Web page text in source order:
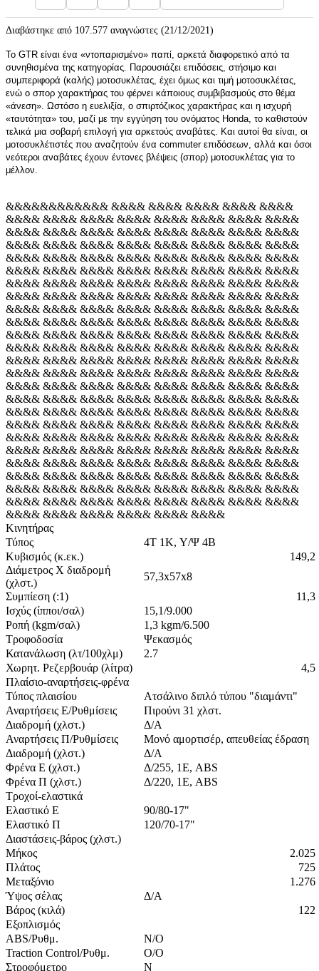
Διαβάστηκε από 107.577 αναγνώστες (21/12/2021)
Το GTR είναι ένα «ντοπαρισμένο» παπί, αρκετά διαφορετικό από τα
συνηθισμένα της κατηγορίας. Παρουσιάζει επιδόσεις, στήσιμο και
συμπεριφορά (καλής) μοτοσυκλέτας, έχει όμως και τιμή μοτοσυκλέτας,
ενώ ο σπορ χαρακτήρας του φέρνει κάποιους συμβιβασμούς στο θέμα
«άνεση». Ωστόσο η ευελιξία, ο σπιρτόζικος χαρακτήρας και η ισχυρή
«ταυτότητα» του, μαζί με την εγγύηση του ονόματος Honda, το καθιστούν
τελικά μια σοβαρή επιλογή για αρκετούς αναβάτες. Και αυτοί θα είναι, οι
μοτοσυκλέτιστές που αναζητούν ένα commuter επιδόσεων, αλλά και όσοι
νεότεροι αναβάτες έχουν έντονες βλέψεις (σπορ) μοτοσυκλέτας για το
μέλλον.
&&&&&&&&&&&& &&&& &&&& &&&& &&&& &&&&
&&&& &&&& &&&& &&&& &&&& &&&& &&&& &&&&
&&&& &&&& &&&& &&&& &&&& &&&& &&&& &&&&
&&&& &&&& &&&& &&&& &&&& &&&& &&&& &&&&
&&&& &&&& &&&& &&&& &&&& &&&& &&&& &&&&
&&&& &&&& &&&& &&&& &&&& &&&& &&&& &&&&
&&&& &&&& &&&& &&&& &&&& &&&& &&&& &&&&
&&&& &&&& &&&& &&&& &&&& &&&& &&&& &&&&
&&&& &&&& &&&& &&&& &&&& &&&& &&&& &&&&
&&&& &&&& &&&& &&&& &&&& &&&& &&&& &&&&
&&&& &&&& &&&& &&&& &&&& &&&& &&&& &&&&
&&&& &&&& &&&& &&&& &&&& &&&& &&&& &&&&
&&&& &&&& &&&& &&&& &&&& &&&& &&&& &&&&
&&&& &&&& &&&& &&&& &&&& &&&& &&&& &&&&
&&&& &&&& &&&& &&&& &&&& &&&& &&&& &&&&
&&&& &&&& &&&& &&&& &&&& &&&& &&&& &&&&
&&&& &&&& &&&& &&&& &&&& &&&& &&&& &&&&
&&&& &&&& &&&& &&&& &&&& &&&& &&&& &&&&
&&&& &&&& &&&& &&&& &&&& &&&& &&&& &&&&
&&&& &&&& &&&& &&&& &&&& &&&& &&&& &&&&
&&&& &&&& &&&& &&&& &&&& &&&& &&&& &&&&
&&&& &&&& &&&& &&&& &&&& &&&& &&&& &&&&
&&&& &&&& &&&& &&&& &&&& &&&& &&&& &&&&
&&&& &&&& &&&& &&&& &&&& &&&& &&&& &&&&
&&&& &&&& &&&& &&&& &&&& &&&&
Κινητήρας
Τύπος
4T 1K, Υ/Ψ 4Β
Κυβισμός (κ.εκ.)
149,2
Διάμετρος X διαδρομή
(χλστ.)
57,3x57x8
Συμπίεση (:1)
11,3
Ισχύς (ίπποι/σαλ)
15,1/9.000
Ροπή (kgm/σαλ)
1,3 kgm/6.500
Τροφοδοσία
Ψεκασμός
Κατανάλωση (λτ/100χλμ)
2.7
Χωρητ. Ρεζερβουάρ (λίτρα)
4,5
Πλαίσιο-αναρτήσεις-φρένα
Τύπος πλαισίου
Ατσάλινο διπλό τύπου "διαμάντι"
Αναρτήσεις Ε/Ρυθμίσεις
Πιρούνι 31 χλστ.
Διαδρομή (χλστ.)
Δ/Α
Αναρτήσεις Π/Ρυθμίσεις
Μονό αμορτισέρ, απευθείας έδραση
Διαδρομή (χλστ.)
Δ/Α
Φρένα Ε (χλστ.)
Δ/255, 1Ε, ABS
Φρένα Π (χλστ.)
Δ/220, 1Ε, ABS
Τροχοί-ελαστικά
Ελαστικό Ε
90/80-17"
Ελαστικό Π
120/70-17"
Διαστάσεις-βάρος (χλστ.)
Μήκος
2.025
Πλάτος
725
Μεταξόνιο
1.276
Ύψος σέλας
Δ/Α
Βάρος (κιλά)
122
Εξοπλισμός
ABS/Ρυθμ.
N/O
Traction Control/Ρυθμ.
Ο/Ο
Στροφόμετρο
N